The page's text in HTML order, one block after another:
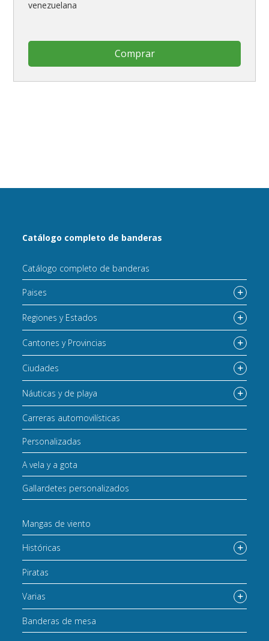
venezuelana
Comprar
Catálogo completo de banderas
Catálogo completo de banderas
Paises
Regiones y Estados
Cantones y Provincias
Ciudades
Náuticas y de playa
Carreras automovilísticas
Personalizadas
A vela y a gota
Gallardetes personalizados
Mangas de viento
Históricas
Piratas
Varias
Banderas de mesa